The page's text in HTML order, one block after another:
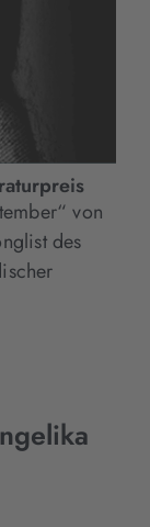
von
des